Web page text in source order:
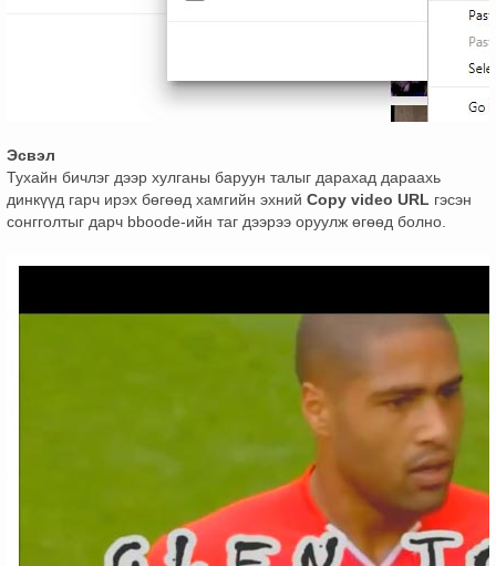
Эсвэл
Тухайн бичлэг дээр хулганы баруун талыг дарахад дараахь
динкүүд гарч ирэх бөгөөд хамгийн эхний Copy video URL гэсэн
сонгголтыг дарч bboode-ийн таг дээрээ оруулж өгөөд болно.